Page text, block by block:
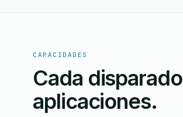
CAPACIDADES
Cada
aplicaciones.